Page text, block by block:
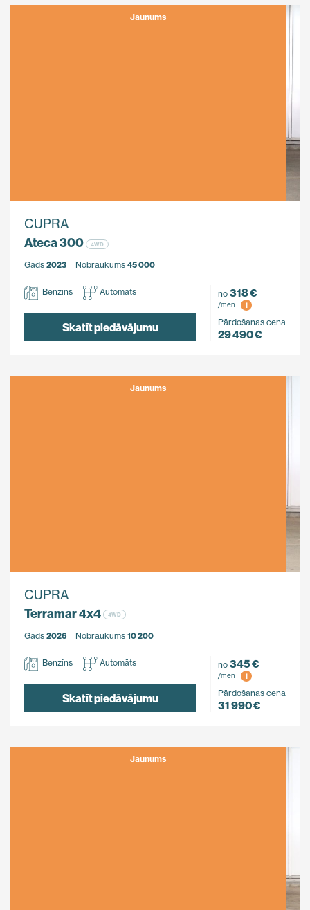
Jaunums
CUPRA
Ateca 300
4WD
Gads 2023 Nobraukums 45 000
Benzīns Automāts
Skatīt piedāvājumu
no 318 €
/mēn
i
Pārdošanas cena
29 490 €
Jaunums
CUPRA
Terramar 4x4
4WD
Gads 2026 Nobraukums 10 200
Benzīns Automāts
Skatīt piedāvājumu
no 345 €
/mēn
i
Pārdošanas cena
31 990 €
Jaunums